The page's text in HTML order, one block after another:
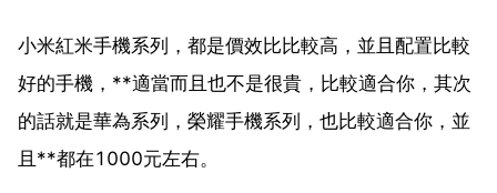
小米紅米手機系列，都是價效比比較高，並且配置比較
好的手機，**適當而且也不是很貴，比較適合你，其次
的話就是華為系列，榮耀手機系列，也比較適合你，並
且**都在1000元左右。